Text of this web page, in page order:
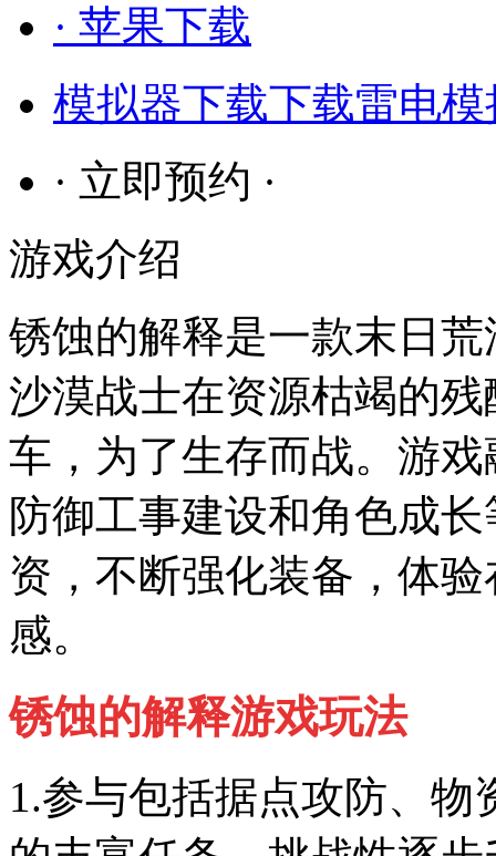
· 苹果下载
模拟器下载下载雷电
· 立即预约 ·
游戏介绍
锈蚀的解释是一款末日
沙漠战士在资源枯竭的
车，为了生存而战。游
防御工事建设和角色成
资，不断强化装备，体
感。
锈蚀的解释游戏玩法
1.参与包括据点攻防、